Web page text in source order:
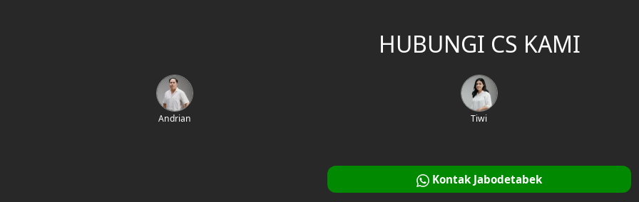
HUBUNGI CS KAMI
Andrian Tiwi
Kontak Jabodetabek